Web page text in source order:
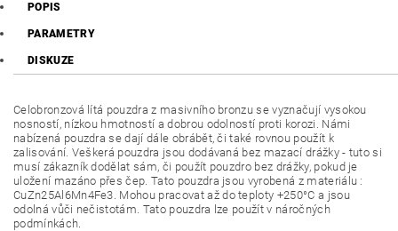
POPIS
PARAMETRY
DISKUZE
Celobronzová lítá pouzdra z masivního bronzu se vyznačují vysokou
nosností, nízkou hmotností a dobrou odolností proti korozi. Námi
nabízená pouzdra se dají dále obrábět, či také rovnou použít k
zalisování. Veškerá pouzdra jsou dodávaná bez mazací drážky - tuto si
musí zákazník dodělat sám, či použít pouzdro bez drážky, pokud je
uložení mazáno přes čep. Tato pouzdra jsou vyrobená z materiálu :
CuZn25Al6Mn4Fe3. Mohou pracovat až do teploty +250°C a jsou
odolná vůči nečistotám. Tato pouzdra lze použít v náročných
podmínkách.